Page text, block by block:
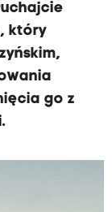
który
go z